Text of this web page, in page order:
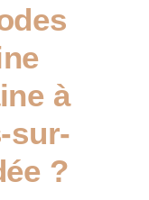
à
sur-
?